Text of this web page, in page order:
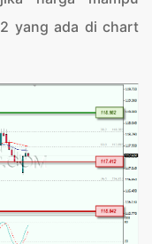
yang ada di chart